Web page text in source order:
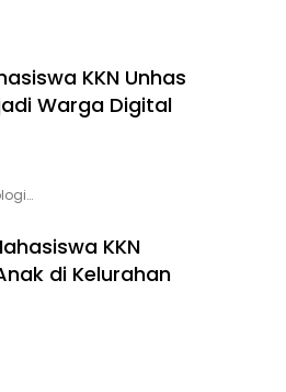
KKN Unhas
Warga Digital
KKN
di Kelurahan